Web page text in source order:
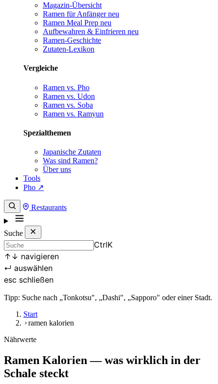
Magazin-Übersicht
Ramen für Anfänger neu
Ramen Meal Prep neu
Aufbewahren & Einfrieren neu
Ramen-Geschichte
Zutaten-Lexikon
Vergleiche
Ramen vs. Pho
Ramen vs. Udon
Ramen vs. Soba
Ramen vs. Ramyun
Spezialthemen
Japanische Zutaten
Was sind Ramen?
Über uns
Tools
Pho ↗
Restaurants
Suche
CtrlK
↑ ↓ navigieren
↵ auswählen
esc schließen
Tipp: Suche nach „Tonkotsu", „Dashi", „Sapporo" oder einer Stadt.
Start
ramen kalorien
Nährwerte
Ramen Kalorien — was wirklich in der
Schale steckt